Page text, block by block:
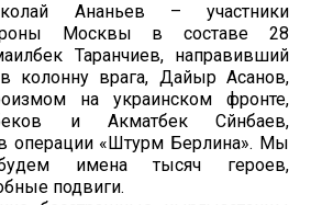
Ананьев – участники
Москвы в составе 28
Таранчиев, направивший
колонну врага, Дайыр Асанов,
на украинском фронте,
и Акматбек Сүйүнбаев,
операции «Штурм Берлина». Мы
имена тысяч героев,
подвиги.